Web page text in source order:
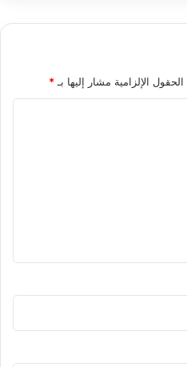
الحقول الإلزامية مشار إليها بـ*